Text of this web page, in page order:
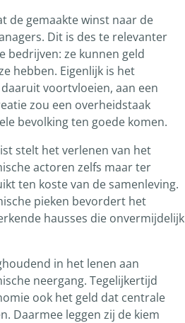
de gemaakte winst naar de
Dit is des te relevanter
bedrijven: ze kunnen geld
hebben. Eigenlijk is het
voortvloeien, aan een
zou een overheidstaak
bevolking ten goede komen.
stelt het verlenen van het
actoren zelfs maar ter
ten koste van de samenleving.
pieken bevordert het
hausses die onvermijdelijk
in het lenen aan
neergang. Tegelijkertijd
ook het geld dat centrale
Daarmee leggen zij de kiem